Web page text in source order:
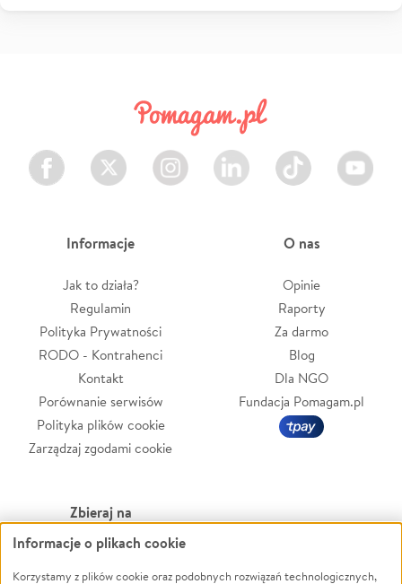
Facebook Twitter Instagram LinkedIn TikTok Youtube
Informacje
Jak to działa?
Regulamin
Polityka Prywatności
RODO - Kontrahenci
Kontakt
Porównanie serwisów
Polityka plików cookie
Zarządzaj zgodami cookie
O nas
Opinie
Raporty
Za darmo
Blog
Dla NGO
Fundacja Pomagam.pl
Zbieraj na
Leczenie
Zwierzęta
Powódź
Informacje o plikach cookie
Korzystamy z plików cookie oraz podobnych rozwiązań technologicznych,